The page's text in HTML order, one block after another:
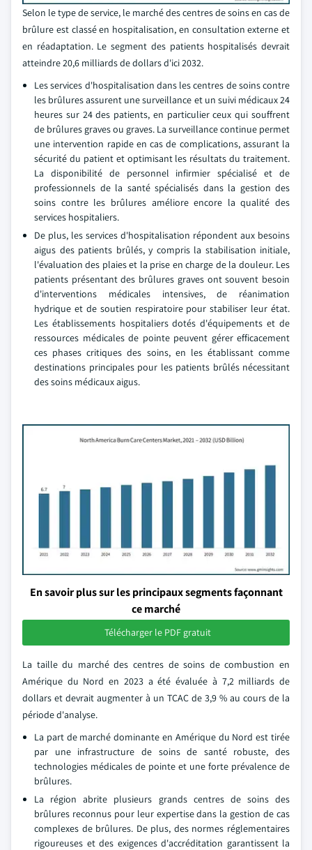
Selon le type de service, le marché des centres de soins en cas de
brûlure est classé en hospitalisation, en consultation externe et
en réadaptation. Le segment des patients hospitalisés devrait
atteindre 20,6 milliards de dollars d'ici 2032.
Les services d'hospitalisation dans les centres de soins contre
les brûlures assurent une surveillance et un suivi médicaux 24
heures sur 24 des patients, en particulier ceux qui souffrent
de brûlures graves ou graves. La surveillance continue permet
une intervention rapide en cas de complications, assurant la
sécurité du patient et optimisant les résultats du traitement.
La disponibilité de personnel infirmier spécialisé et de
professionnels de la santé spécialisés dans la gestion des
soins contre les brûlures améliore encore la qualité des
services hospitaliers.
De plus, les services d'hospitalisation répondent aux besoins
aigus des patients brûlés, y compris la stabilisation initiale,
l'évaluation des plaies et la prise en charge de la douleur. Les
patients présentant des brûlures graves ont souvent besoin
d'interventions médicales intensives, de réanimation
hydrique et de soutien respiratoire pour stabiliser leur état.
Les établissements hospitaliers dotés d'équipements et de
ressources médicales de pointe peuvent gérer efficacement
ces phases critiques des soins, en les établissant comme
destinations principales pour les patients brûlés nécessitant
des soins médicaux aigus.
En savoir plus sur les principaux segments façonnant
ce marché
Télécharger le PDF gratuit
La taille du marché des centres de soins de combustion en
Amérique du Nord en 2023 a été évaluée à 7,2 milliards de
dollars et devrait augmenter à un TCAC de 3,9 % au cours de la
période d'analyse.
La part de marché dominante en Amérique du Nord est tirée
par une infrastructure de soins de santé robuste, des
technologies médicales de pointe et une forte prévalence de
brûlures.
La région abrite plusieurs grands centres de soins des
brûlures reconnus pour leur expertise dans la gestion de cas
complexes de brûlures. De plus, des normes réglementaires
rigoureuses et des exigences d'accréditation garantissent la